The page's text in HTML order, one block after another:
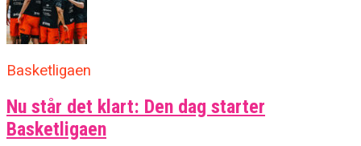
Basketligaen
Nu står det klart: Den dag starter
Basketligaen